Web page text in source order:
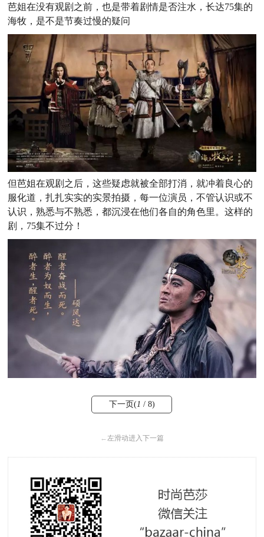
芭姐在没有观剧之前，也是带着剧情是否注水，长达75集的
海牧，是不是节奏过慢的疑问
但芭姐在观剧之后，这些疑虑就被全部打消，就冲着良心的
服化道，扎扎实实的实景拍摄 ，每一位演员，不管认识或不
认识，熟悉与不熟悉，都沉浸在他们各自的角色里。这样的
剧，75集不过分！
下一页(1 / 8)
←左滑动进入下一篇